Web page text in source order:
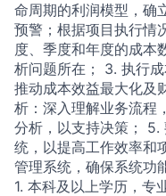
命周期的利润模型，确
预警；根据项目执行情
度、季度和年度的成本
析问题所在； 3. 执行
推动成本效益最大化及
析：深入理解业务流程
分析，以支持决策； 5.
统，以提高工作效率和
管理系统，确保系统功
1. 本科及以上学历，专